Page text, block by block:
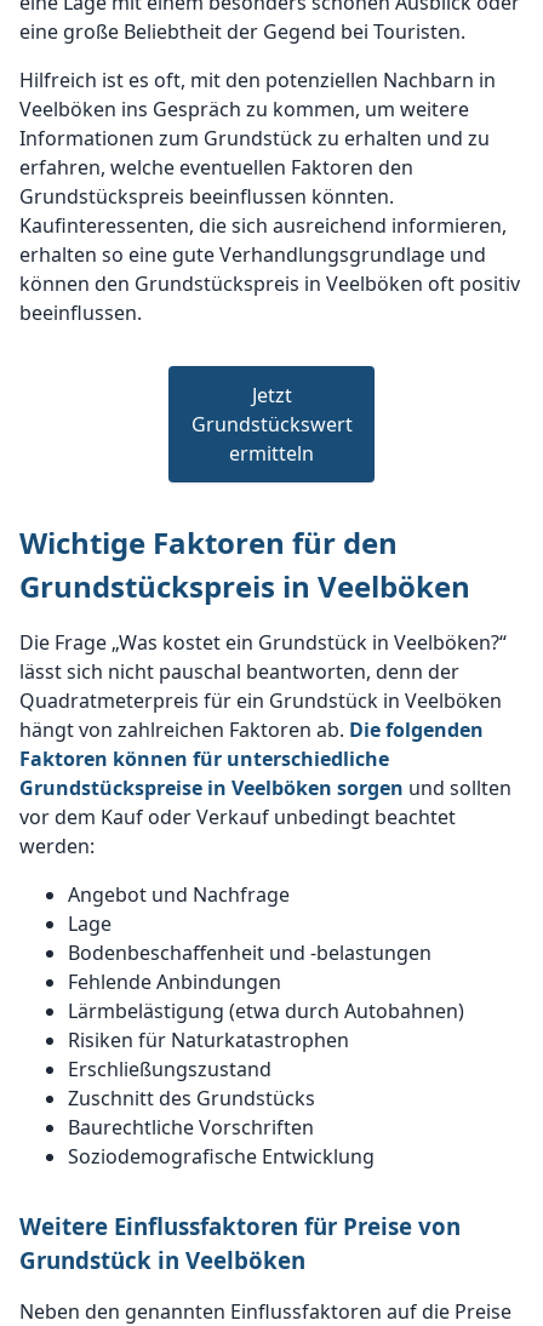
eine große Beliebtheit der Gegend bei Touristen.
Hilfreich ist es oft, mit den potenziellen Nachbarn in
Veelböken ins Gespräch zu kommen, um weitere
Informationen zum Grundstück zu erhalten und zu
erfahren, welche eventuellen Faktoren den
Grundstückspreis beeinflussen könnten.
Kaufinteressenten, die sich ausreichend informieren,
erhalten so eine gute Verhandlungsgrundlage und
können den Grundstückspreis in Veelböken oft positiv
beeinflussen.
Jetzt
Grundstückswert
ermitteln
Wichtige Faktoren für den
Grundstückspreis in Veelböken
Die Frage „Was kostet ein Grundstück in Veelböken?“
lässt sich nicht pauschal beantworten, denn der
Quadratmeterpreis für ein Grundstück in Veelböken
hängt von zahlreichen Faktoren ab. Die folgenden
Faktoren können für unterschiedliche
Grundstückspreise in Veelböken sorgen und sollten
vor dem Kauf oder Verkauf unbedingt beachtet
werden:
Angebot und Nachfrage
Lage
Bodenbeschaffenheit und -belastungen
Fehlende Anbindungen
Lärmbelästigung (etwa durch Autobahnen)
Risiken für Naturkatastrophen
Erschließungszustand
Zuschnitt des Grundstücks
Baurechtliche Vorschriften
Soziodemografische Entwicklung
Weitere Einflussfaktoren für Preise von
Grundstück in Veelböken
Neben den genannten Einflussfaktoren auf die Preise